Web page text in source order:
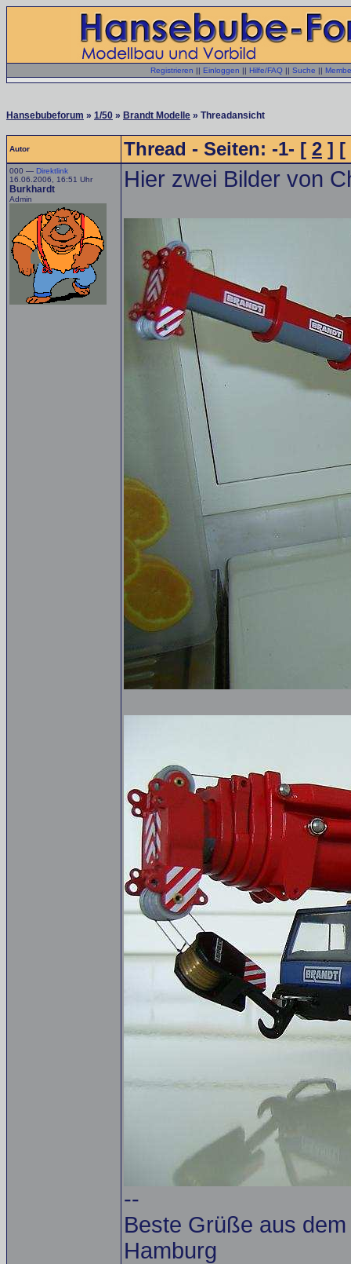
Registrieren || Einloggen || Hilfe/FAQ || Suche ||
Hansebubeforum » 1/50 » Brandt Modelle » Threadansicht
Autor Thread - Seiten: -1- [ 2 ] [
000 — Direktlink
16.06.2006, 16:51 Uhr
Burkhardt
Admin
Hier zwei Bilder von
--
Beste Grüße aus
Hamburg